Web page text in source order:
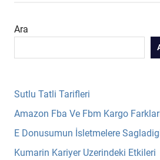
Ara
Sutlu Tatli Tarifleri
Amazon Fba Ve Fbm Kargo
E Donusumun İsletmelere
Kumarin Kariyer Uzerindeki Etkileri